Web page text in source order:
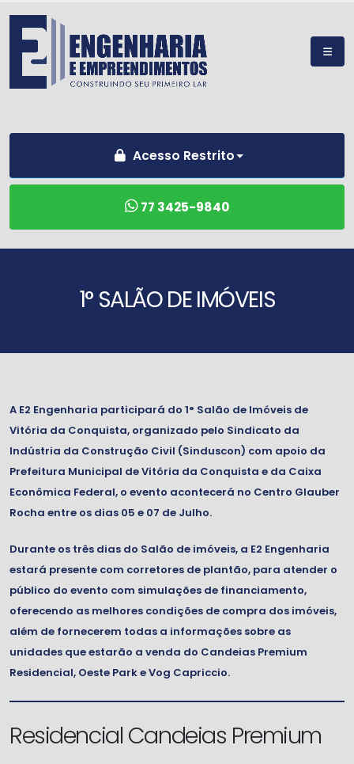
Acesso Restrito
77 3425-9840
1° SALÃO DE IMÓVEIS
A E2 Engenharia participará do 1° Salão de Imóveis de
Vitória da Conquista, organizado pelo Sindicato da
Indústria da Construção Civil (Sinduscon) com apoio da
Prefeitura Municipal de Vitória da Conquista e da Caixa
Econômica Federal, o evento acontecerá no Centro Glauber
Rocha entre os dias 05 e 07 de Julho.
Durante os três dias do Salão de imóveis, a E2 Engenharia
estará presente com corretores de plantão, para atender o
público do evento com simulações de financiamento,
oferecendo as melhores condições de compra dos imóveis,
além de fornecerem todas a informações sobre as
unidades que estarão a venda do Candeias Premium
Residencial, Oeste Park e Vog Capriccio.
Residencial Candeias Premium